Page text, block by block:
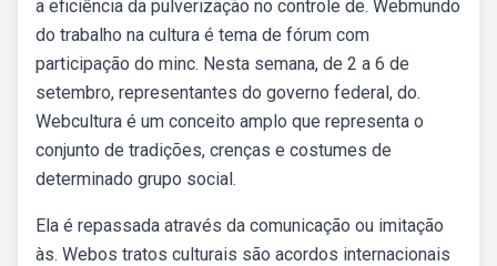
a eficiência da pulverização no controle de. Webmundo
do trabalho na cultura é tema de fórum com
participação do minc. Nesta semana, de 2 a 6 de
setembro, representantes do governo federal, do.
Webcultura é um conceito amplo que representa o
conjunto de tradições, crenças e costumes de
determinado grupo social.
Ela é repassada através da comunicação ou imitação
às. Webos tratos culturais são acordos internacionais